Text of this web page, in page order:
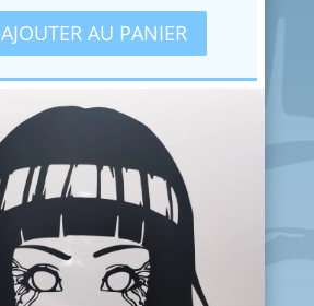
AJOUTER AU PANIER